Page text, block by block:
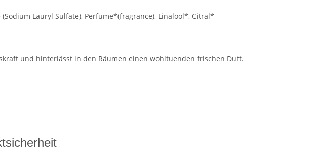
Lauryl Sulfate), Perfume*(fragrance), Linalool*, Citral*
und hinterlässt in den Räumen einen wohltuenden frischen Duft.